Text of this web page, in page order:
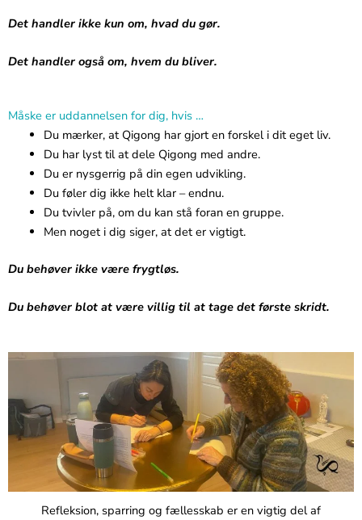
Det handler ikke kun om, hvad du gør.
Det handler også om, hvem du bliver.
Måske er uddannelsen for dig, hvis …
Du mærker, at Qigong har gjort en forskel i dit eget liv.
Du har lyst til at dele Qigong med andre.
Du er nysgerrig på din egen udvikling.
Du føler dig ikke helt klar – endnu.
Du tvivler på, om du kan stå foran en gruppe.
Men noget i dig siger, at det er vigtigt.
Du behøver ikke være frygtløs.
Du behøver blot at være villig til at tage det første skridt.
Refleksion, sparring og fællesskab er en vigtig del af